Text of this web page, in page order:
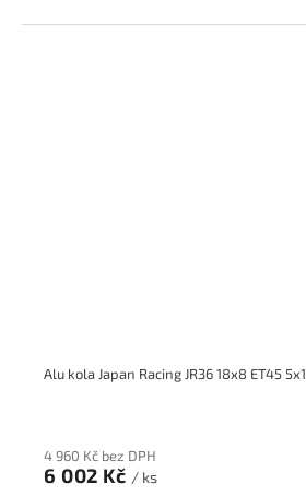
4 960 Kč bez DPH
6 002 Kč / ks